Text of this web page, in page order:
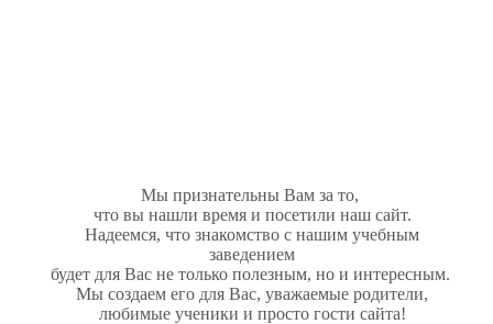
Мы признательны Вам за то,
что вы нашли время и посетили наш сайт.
Надеемся, что знакомство с нашим учебным
заведением
будет для Вас не только полезным, но и интересным.
Мы создаем его для Вас, уважаемые родители,
любимые ученики и просто гости сайта!